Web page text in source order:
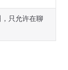
，只允许在聊